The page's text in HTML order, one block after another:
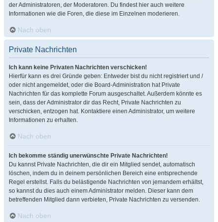
der Administratoren, der Moderatoren. Du findest hier auch weitere
Informationen wie die Foren, die diese im Einzelnen moderieren.
Nach oben
Private Nachrichten
Ich kann keine Privaten Nachrichten verschicken!
Hierfür kann es drei Gründe geben: Entweder bist du nicht registriert und /
oder nicht angemeldet, oder die Board-Administration hat Private
Nachrichten für das komplette Forum ausgeschaltet. Außerdem könnte es
sein, dass der Administrator dir das Recht, Private Nachrichten zu
verschicken, entzogen hat. Kontaktiere einen Administrator, um weitere
Informationen zu erhalten.
Nach oben
Ich bekomme ständig unerwünschte Private Nachrichten!
Du kannst Private Nachrichten, die dir ein Mitglied sendet, automatisch
löschen, indem du in deinem persönlichen Bereich eine entsprechende
Regel erstellst. Falls du belästigende Nachrichten von jemandem erhältst,
so kannst du dies auch einem Administrator melden. Dieser kann dem
betreffenden Mitglied dann verbieten, Private Nachrichten zu versenden.
Nach oben